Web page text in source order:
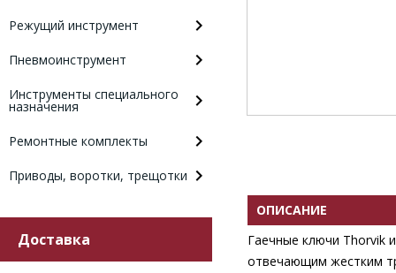
Режущий инструмент
Пневмоинструмент
Инструменты специального
назначения
Ремонтные комплекты
Приводы, воротки, трещотки
Доставка
ОПИСАНИЕ
Гаечные ключи Thorvik
отвечающим жестким